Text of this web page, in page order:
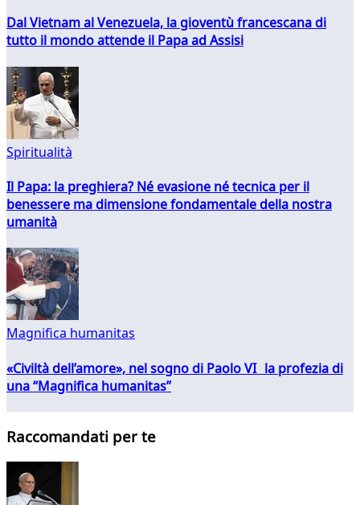
Dal Vietnam al Venezuela, la gioventù francescana di
tutto il mondo attende il Papa ad Assisi
Spiritualità
Il Papa: la preghiera? Né evasione né tecnica per il
benessere ma dimensione fondamentale della nostra
umanità
Magnifica humanitas
«Civiltà dell’amore», nel sogno di Paolo VI la profezia di
una “Magnifica humanitas”
Raccomandati per te